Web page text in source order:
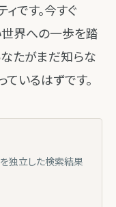
です。今すぐ
世界への一歩を踏
なたがまだ知らな
いるはずです。
を独立した検索結果